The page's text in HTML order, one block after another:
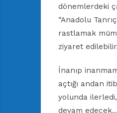
dönemlerdeki
“Anadolu
rastlamak
ziyaret
İnanıp
açtığı andan
yolunda
devam